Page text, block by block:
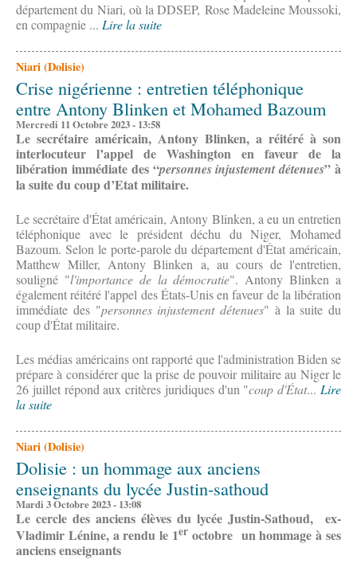
département du Niari, où la DDSEP, Rose Madeleine Moussoki,
en compagnie ... Lire la suite
Niari (Dolisie)
Crise nigérienne : entretien téléphonique
entre Antony Blinken et Mohamed Bazoum
Mercredi 11 Octobre 2023 - 13:58
Le secrétaire américain, Antony Blinken, a réitéré à son
interlocuteur l’appel de Washington en faveur de la
libération immédiate des “personnes injustement détenues”à
la suite du coup d’Etat militaire.
Le secrétaire d'État américain, Antony Blinken, a eu un entretien
téléphonique avec le président déchu du Niger, Mohamed
Bazoum. Selon le porte-parole du département d'État américain,
Matthew Miller, Antony Blinken a, au cours de l'entretien,
souligné "l'importance de la démocratie". Antony Blinken a
également réitéré l'appel des États-Unis en faveur de la libération
immédiate des "personnes injustement détenues" à la suite du
coup d'État militaire.
Les médias américains ont rapporté que l'administration Biden se
prépare à considérer que la prise de pouvoir militaire au Niger le
26 juillet répond aux critères juridiques d'un "coup d'État... Lire
la suite
Niari (Dolisie)
Dolisie : un hommage aux anciens
enseignants du lycée Justin-sathoud
Mardi 3 Octobre 2023 - 13:08
Le cercle des anciens élèves du lycée Justin-Sathoud, ex-
Vladimir Lénine, a rendu le 1er octobre un hommage à ses
anciens enseignants